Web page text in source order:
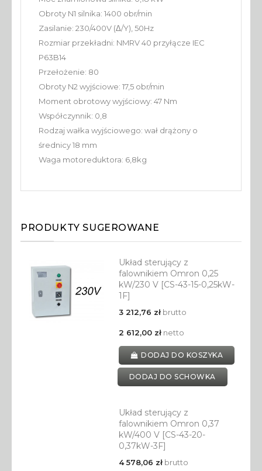
Obroty N1 silnika: 1400 obr/min
Zasilanie: 230/400V (Δ/Y), 50Hz
Rozmiar przekładni: NMRV 40 przyłącze IEC
P63B14
Przełożenie: 80
Obroty N2 wyjściowe: 17,5 obr/min
Moment obrotowy wyjściowy: 47 Nm
Współczynnik: 0,8
Rodzaj wałka wyjściowego: wał drążony o
średnicy 18 mm
Waga motoreduktora: 6,8kg
PRODUKTY SUGEROWANE
Układ sterujący z
falownikiem Omron 0,25
kW/230 V [CS-43-15-0,25kW-
1F]
3 212,76 złbrutto
2 612,00 złnetto
DODAJ DO KOSZYKA
DODAJ DO SCHOWKA
Układ sterujący z
falownikiem Omron 0,37
kW/400 V [CS-43-20-
0,37kW-3F]
4 578,06 złbrutto